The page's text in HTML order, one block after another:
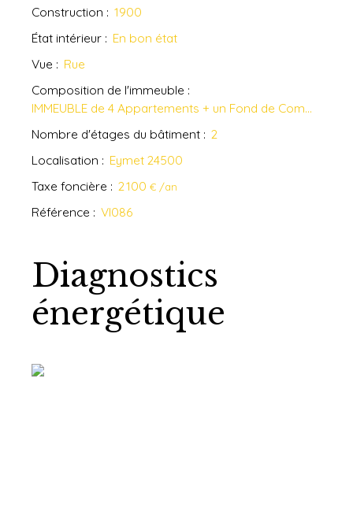
Construction : 1900
État intérieur : En bon état
Vue : Rue
Composition de l'immeuble :
IMMEUBLE de 4 Appartements + un Fond de Commerce
Nombre d'étages du bâtiment : 2
Localisation : Eymet 24500
Taxe foncière : 2 100 € /an
Référence : VI086
Diagnostics
énergétique